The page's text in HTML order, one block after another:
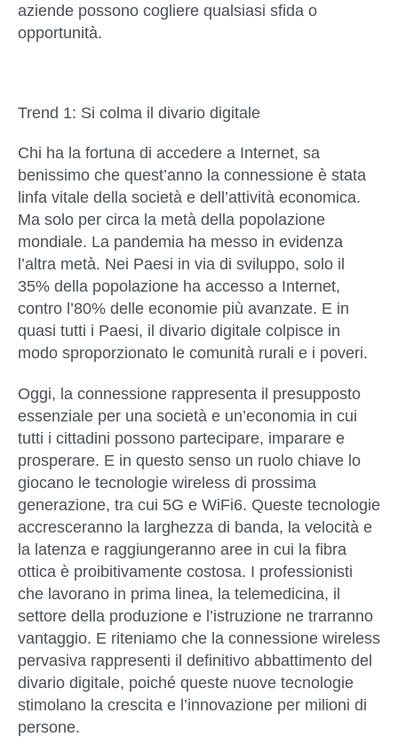
aziende possono cogliere qualsiasi sfida o
opportunità.
Trend 1: Si colma il divario digitale
Chi ha la fortuna di accedere a Internet, sa
benissimo che quest’anno la connessione è stata
linfa vitale della società e dell’attività economica.
Ma solo per circa la metà della popolazione
mondiale. La pandemia ha messo in evidenza
l’altra metà. Nei Paesi in via di sviluppo, solo il
35% della popolazione ha accesso a Internet,
contro l’80% delle economie più avanzate. E in
quasi tutti i Paesi, il divario digitale colpisce in
modo sproporzionato le comunità rurali e i poveri.
Oggi, la connessione rappresenta il presupposto
essenziale per una società e un’economia in cui
tutti i cittadini possono partecipare, imparare e
prosperare. E in questo senso un ruolo chiave lo
giocano le tecnologie wireless di prossima
generazione, tra cui 5G e WiFi6. Queste tecnologie
accresceranno la larghezza di banda, la velocità e
la latenza e raggiungeranno aree in cui la fibra
ottica è proibitivamente costosa. I professionisti
che lavorano in prima linea, la telemedicina, il
settore della produzione e l’istruzione ne trarranno
vantaggio. E riteniamo che la connessione wireless
pervasiva rappresenti il definitivo abbattimento del
divario digitale, poiché queste nuove tecnologie
stimolano la crescita e l’innovazione per milioni di
persone.